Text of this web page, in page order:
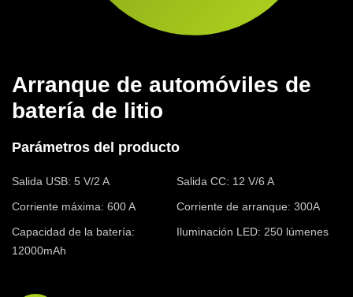
Centro comercial en línea
Arranque de automóviles de
batería de litio
Parámetros del producto
Salida USB: 5 V/2 A
Salida CC: 12 V/6 A
Corriente máxima: 600 A
Corriente de arranque: 300A
Capacidad de la batería:
12000mAh
Iluminación LED: 250 lúmenes